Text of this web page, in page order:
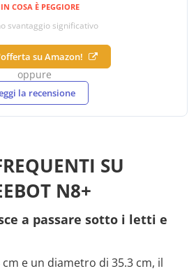
IN COSA È PEGGIORE
svantaggio significativo
su Amazon!
oppure
la recensione
SU
N8+
a passare sotto i letti e
e un diametro di 35.3 cm, il